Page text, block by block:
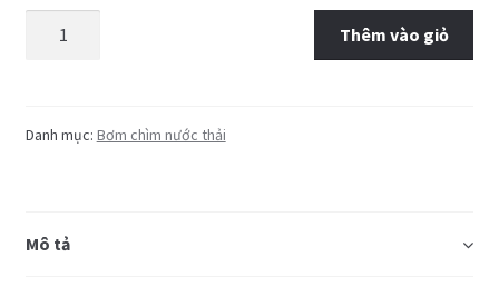
Thêm vào giỏ
Danh mục: Bơm chìm nước thải
Mô tả